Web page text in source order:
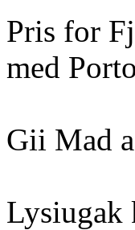
Pris for
med
Gii Mad
Lysiugak